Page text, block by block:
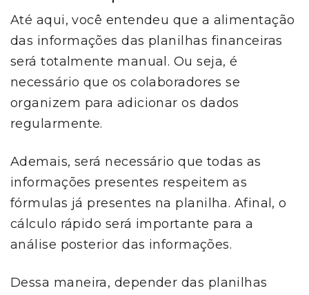
Até aqui, você entendeu que a alimentação
das informações das planilhas financeiras
será totalmente manual. Ou seja, é
necessário que os colaboradores se
organizem para adicionar os dados
regularmente.
Ademais, será necessário que todas as
informações presentes respeitem as
fórmulas já presentes na planilha. Afinal, o
cálculo rápido será importante para a
análise posterior das informações.
Dessa maneira, depender das planilhas